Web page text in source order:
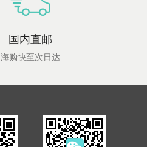
国内直邮
海购快至次日达